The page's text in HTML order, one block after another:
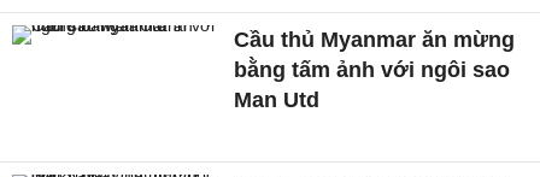
Cầu thủ Myanmar ăn mừng
bằng tấm ảnh với ngôi sao
Man Utd